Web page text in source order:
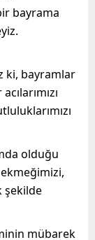
bayrama
ki, bayramlar
olduğu
şekilde
mübarek